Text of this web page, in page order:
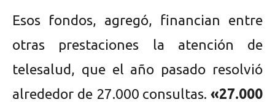
Esos fondos, agregó, financian entre
otras prestaciones la atención de
telesalud, que el año pasado resolvió
alrededor de 27.000 consultas. «27.000